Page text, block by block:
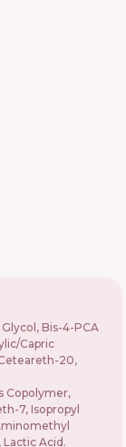
Bis-4-PCA
Capric
20,
Copolymer,
7, Isopropyl
Acid.